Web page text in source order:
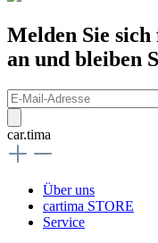
Melden Sie
an und bleiben
car.tima
Über uns
cartima STORE
Service